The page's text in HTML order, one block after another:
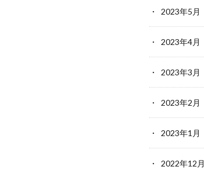
2023年5月
2023年4月
2023年3月
2023年2月
2023年1月
2022年12月